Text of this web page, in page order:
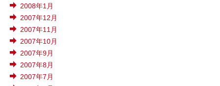
2008年1月
2007年12月
2007年11月
2007年10月
2007年9月
2007年8月
2007年7月